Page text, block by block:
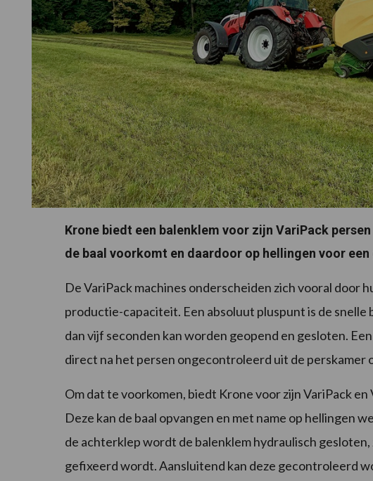
Krone biedt een balenklem voor zijn VariPack
de baal voorkomt en daardoor op hellingen voor
De VariPack machines onderscheiden zich vooral door
productie-capaciteit. Een absoluut pluspunt is de
dan vijf seconden kan worden geopend en gesloten.
direct na het persen ongecontroleerd uit de perskamer
Om dat te voorkomen, biedt Krone voor zijn VariPack en
Deze kan de baal opvangen en met name op hellingen
de achterklep wordt de balenklem hydraulisch
gefixeerd wordt. Aansluitend kan deze gecontroleerd